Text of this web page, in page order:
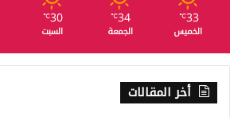
33
℃
الخميس
34
℃
الجمعة
30
℃
السبت
أخر المقالات